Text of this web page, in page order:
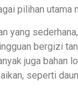
pilihan utama
yang
bergizi
juga bahan
seperti